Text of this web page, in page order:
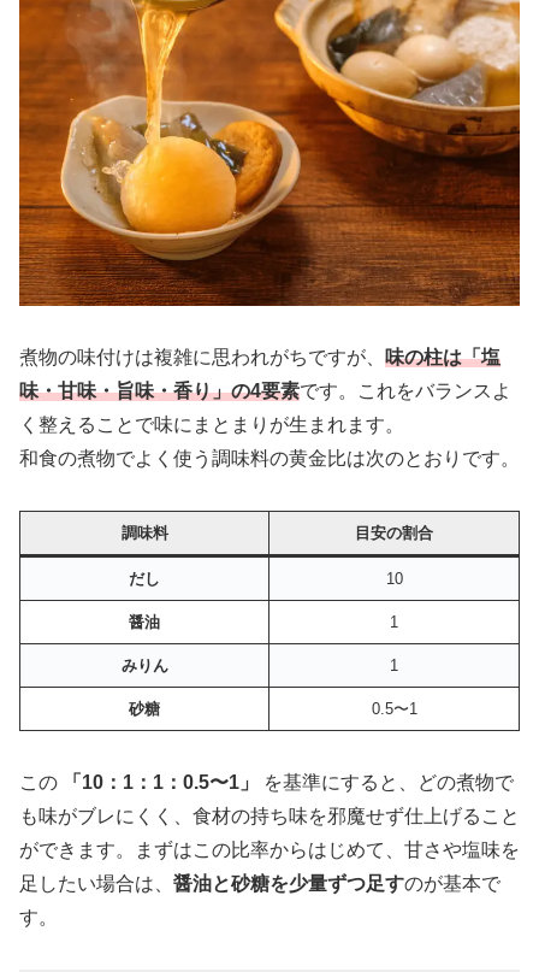
煮物の味付けは複雑に思われがちですが、 味の柱は「塩
味・甘味・旨味・香り」の4要素です。これをバランスよ
く整えることで味にまとまりが生まれます。
和食の煮物でよく使う調味料の黄金比は次のとおりです。
調味料 目安の割合
だし 10
醤油 1
みりん 1
砂糖 0.5〜1
この 「10：1：1：0.5〜1」
を基準にすると、どの煮物で
も味がブレにくく、食材の持ち味を邪魔せず仕上げること
ができます。まずはこの比率からはじめて、甘さや塩味を
足したい場合は、 醤油と砂糖を少量ずつ足すのが基本で
す。